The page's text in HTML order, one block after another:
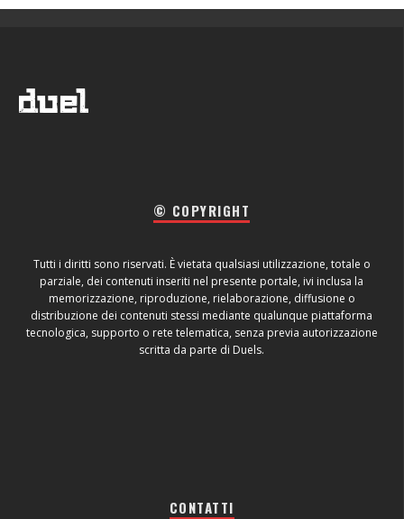
© COPYRIGHT
Tutti i diritti sono riservati. È vietata qualsiasi utilizzazione, totale o
parziale, dei contenuti inseriti nel presente portale, ivi inclusa la
memorizzazione, riproduzione, rielaborazione, diffusione o
distribuzione dei contenuti stessi mediante qualunque piattaforma
tecnologica, supporto o rete telematica, senza previa autorizzazione
scritta da parte di Duels.
CONTATTI